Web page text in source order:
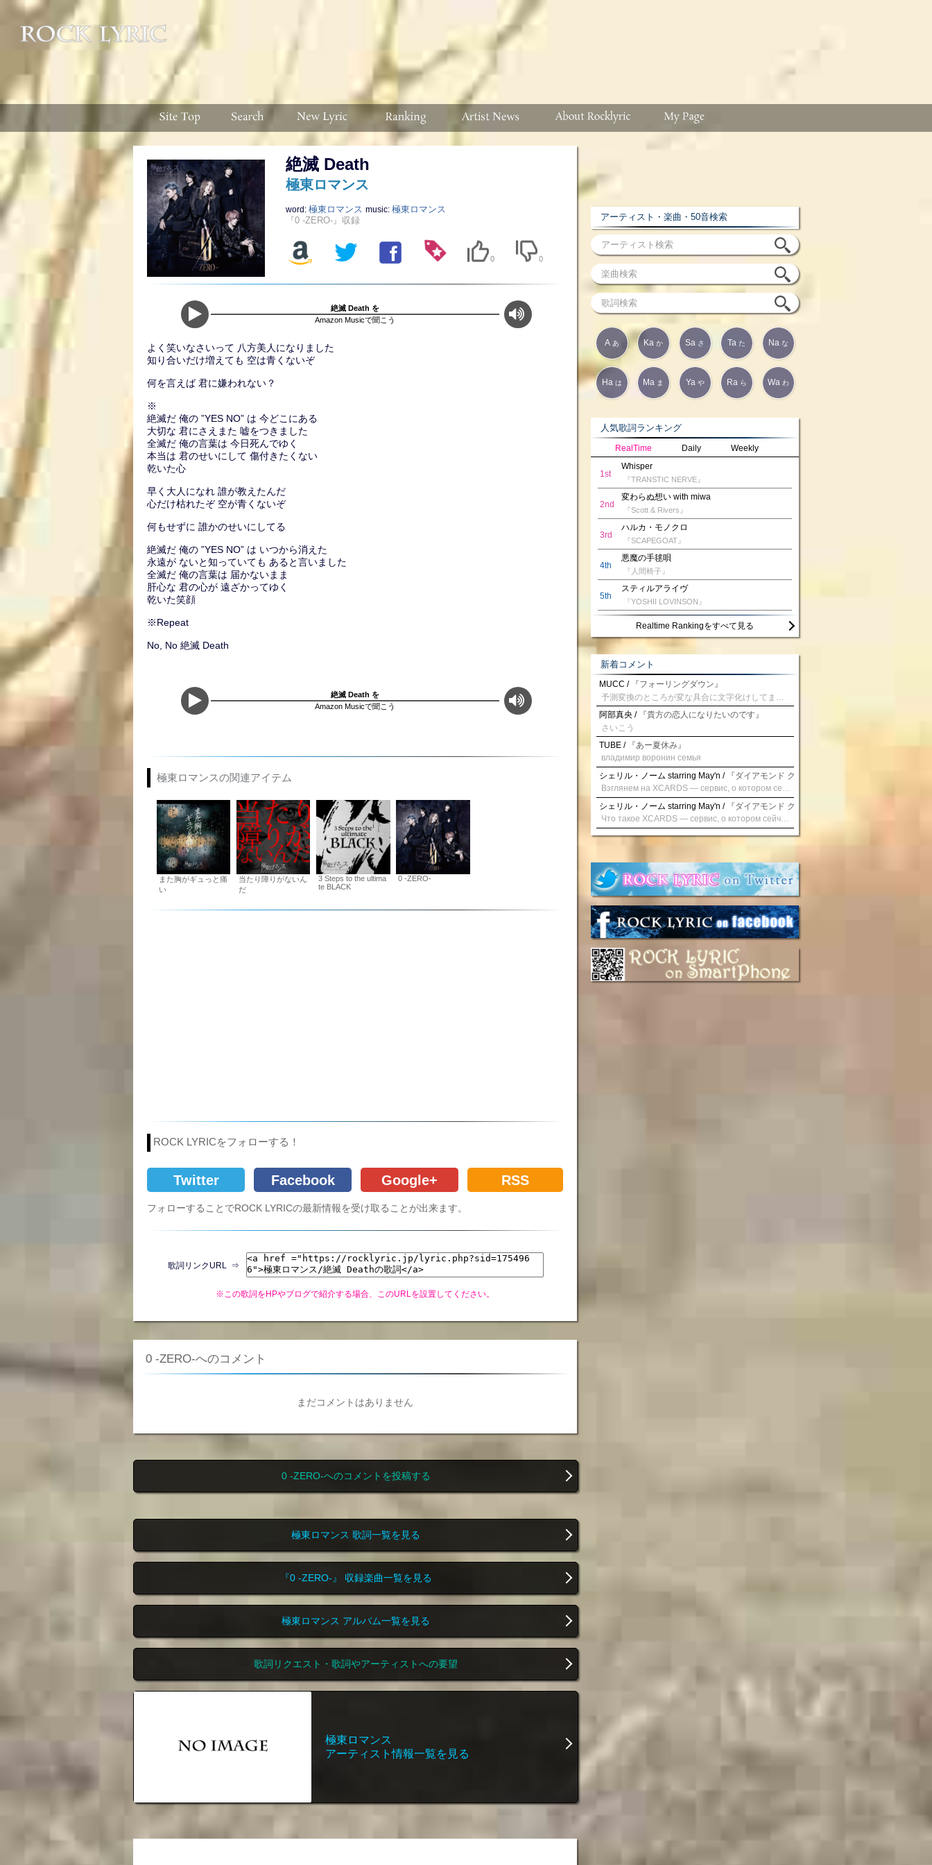
絶滅 Death
極東ロマンス
word: 極東ロマンス music: 極東ロマンス
『0 -ZERO-』収録
0 0
絶滅 Death を
Amazon Musicで聞こう
よく笑いなさいって 八方美人になりました
知り合いだけ増えても 空は青くないぞ
何を言えば 君に嫌われない？
※
絶滅だ 俺の ”YES NO” は 今どこにある
大切な 君にさえまた 嘘をつきました
全滅だ 俺の言葉は 今日死んでゆく
本当は 君のせいにして 傷付きたくない
乾いた心
早く大人になれ 誰が教えたんだ
心だけ枯れたぞ 空が青くないぞ
何もせずに 誰かのせいにしてる
絶滅だ 俺の ”YES NO” は いつから消えた
永遠が ないと知っていても あると言いました
全滅だ 俺の言葉は 届かないまま
肝心な 君の心が 遠ざかってゆく
乾いた笑顔
※Repeat
No, No 絶滅 Death
絶滅 Death を
Amazon Musicで聞こう
極東ロマンスの関連アイテム
また胸がギュっと痛
い
当たり障りがないん
だ
3 Steps to the ultima
te BLACK
0 -ZERO-
ROCK LYRICをフォローする！
Twitter Facebook Google+ RSS
フォローすることでROCK LYRICの最新情報を受け取ることが出来ます。
歌詞リンクURL ⇒
※この歌詞をHPやブログで紹介する場合、このURLを設置してください。
0 -ZERO-へのコメント
まだコメントはありません
0 -ZERO-へのコメントを投稿する
極東ロマンス 歌詞一覧を見る
『0 -ZERO-』 収録楽曲一覧を見る
極東ロマンス アルバム一覧を見る
歌詞リクエスト・歌詞やアーティストへの要望
極東ロマンス
アーティスト情報一覧を見る
アーティスト・楽曲・50音検索
A あ Ka か Sa さ Ta た Na な
Ha は Ma ま Ya や Ra ら Wa わ
人気歌詞ランキング
RealTime Daily Weekly
1st
Whisper
『TRANSTIC NERVE』
2nd
変わらぬ想い with miwa
『Scott & Rivers』
3rd
ハルカ・モノクロ
『SCAPEGOAT』
4th
悪魔の手毬唄
『人間椅子』
5th
スティルアライヴ
『YOSHII LOVINSON』
Realtime Rankingをすべて見る
新着コメント
MUCC / 『フォーリングダウン』
阿部真央 / 『貴方の恋人になりたいのです』
さいこう
TUBE / 『あー夏休み』
владимир воронин семья
シェリル・ノーム starring May'n / 『ダイアモンド クレバス/射手座☆午後九時 Don't be
シェリル・ノーム starring May'n / 『ダイアモンド クレバス/射手座☆午後九時 Don't be
Что такое XCARDS — сервис, о котором сейчас говорят. Буквально на днях заметил о интересный бренд XCARDS, он помогает создавать онлайн карты чтобы управлять бюджетами. Ключевые преимущества: Выпуск занимает всего считанные минуты. Платформа даёт возможность оформить множество карт для разных целей. Есть поддержка в любое время суток включая персонального менеджера. Есть контроль без задержек — транзакции, уведомления, аналитика — всё под рукой. Возможные нюансы: Регистрация: европейская юрисдикция — желательно убедиться, что сервис можно использовать без нарушений. Финансовые условия: возможно, есть скрытые комиссии, поэтому лучше внимательно прочитать договор. Отзывы пользователей: по отзывам поддержка работает быстро. Надёжность системы: внедрены базовые меры безопасности, но всё равно советую не хранить большие суммы на карте. Вывод: В целом платформа кажется отличным помощником для маркетологов. Платформа сочетает скорость, удобство и гибкость. Как вы думаете? Пользовались ли вы XCARDS? Поделитесь опытом — будет интересно сравнить. Виртуальные карты для бизнеса